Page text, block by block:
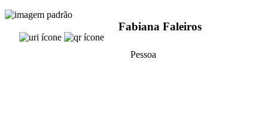
Fabiana Faleiros
Pessoa